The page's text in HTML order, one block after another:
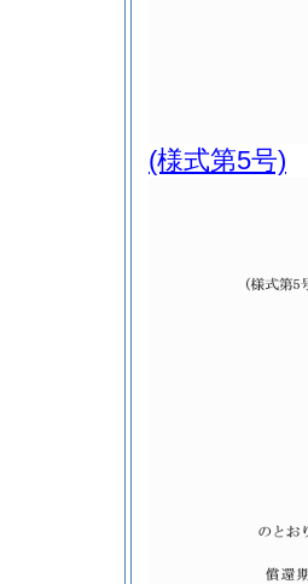
(様式第5号)